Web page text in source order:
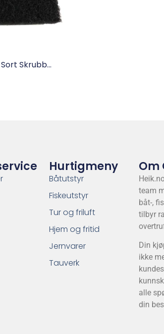
Skrubb...
Hurtigmeny
Båtutstyr
Fiskeutstyr
Tur og friluft
Hjem og fritid
Jernvarer
Tauverk
Om
team
båt-,
tilbyr
Din
ikke
alle
din